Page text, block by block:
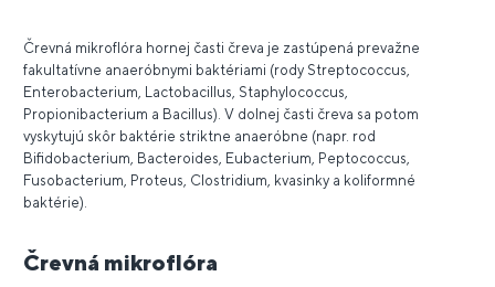
Črevná mikroflóra hornej časti čreva je zastúpená prevažne
fakultatívne anaeróbnymi baktériami (rody Streptococcus,
Enterobacterium, Lactobacillus, Staphylococcus,
Propionibacterium a Bacillus). V dolnej časti čreva sa potom
vyskytujú skôr baktérie striktne anaeróbne (napr. rod
Bifidobacterium, Bacteroides, Eubacterium, Peptococcus,
Fusobacterium, Proteus, Clostridium, kvasinky a koliformné
baktérie).
Črevná mikroflóra